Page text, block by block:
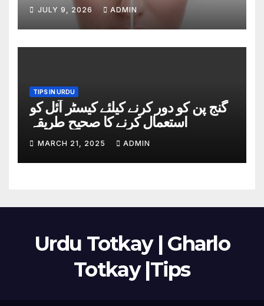
JULY 9, 2026 ADMIN
TIPS IN URDU
گنج پن کو دور کرنے کیلئے کیسٹر آئل کو
استعمال کرنے کا صحیح طریقہ
MARCH 21, 2025 ADMIN
Urdu Totkay | Gharlo
Totkay |Tips